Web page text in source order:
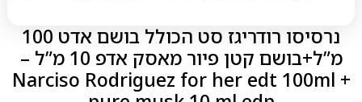
נרסיסו רודריגז סט הכולל בושם אדט 100
מ”ל+בושם קטן פיור מאסק אדפ 10 מ”ל –
Narciso Rodriguez for her edt 100ml +